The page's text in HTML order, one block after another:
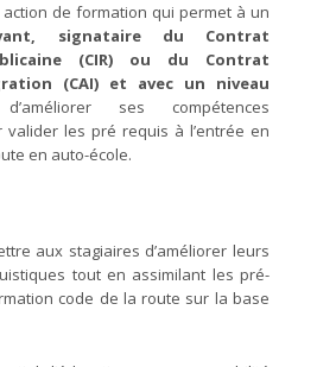
de formation qui permet à un
signataire du Contrat
(CIR) ou du Contrat
(CAI) et avec un niveau
ses compétences
valider les pré requis à l’entrée en
en auto-école.
aux stagiaires d’améliorer leurs
tout en assimilant les pré-
code de la route sur la base